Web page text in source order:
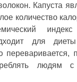
Капуста
количество
для диеты
переваривается,
людям